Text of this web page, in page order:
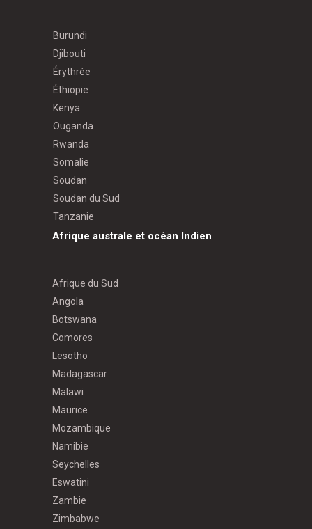
Burundi
Djibouti
Érythrée
Éthiopie
Kenya
Ouganda
Rwanda
Somalie
Soudan
Soudan du Sud
Tanzanie
Afrique australe et océan Indien
Afrique du Sud
Angola
Botswana
Comores
Lesotho
Madagascar
Malawi
Maurice
Mozambique
Namibie
Seychelles
Eswatini
Zambie
Zimbabwe